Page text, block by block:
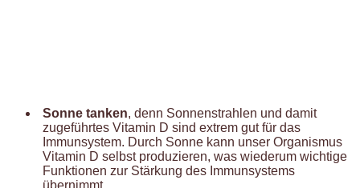
Sonne tanken, denn Sonnenstrahlen und damit
zugeführtes Vitamin D sind extrem gut für das
Immunsystem. Durch Sonne kann unser Organismus
Vitamin D selbst produzieren, was wiederum wichtige
Funktionen zur Stärkung des Immunsystems
übernimmt.